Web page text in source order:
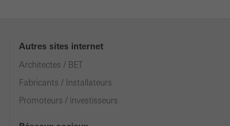
Autres sites internet
Architectes / BET
Fabricants / Installateurs
Promoteurs / investisseurs